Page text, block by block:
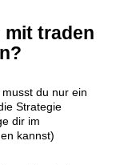
mit traden
du nur ein
Strategie
dir im
kannst)